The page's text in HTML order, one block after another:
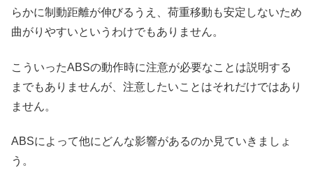
らかに制動距離が伸びるうえ、荷重移動も安定しないため
曲がりやすいというわけでもありません。
こういったABSの動作時に注意が必要なことは説明する
までもありませんが、注意したいことはそれだけではあり
ません。
ABSによって他にどんな影響があるのか見ていきましょ
う。